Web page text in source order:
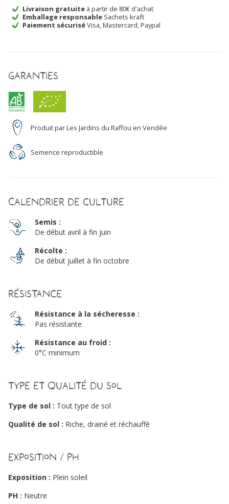
Livraison gratuite à partir de 80€ d'achat
Emballage responsable Sachets kraft
Paiement sécuriséVisa, Mastercard, Paypal
Garanties
Produit par Les Jardins du Raffou en Vendée
Semence reproductible
Calendrier de culture
Semis :
De début avril à fin juin
Récolte :
De début juillet à fin octobre
Résistance
Résistance à la sécheresse :
Pas résistante
Résistance au froid :
0°C minimum
Type et qualité du sol
Type de sol : Tout type de sol
Qualité de sol : Riche, drainé et réchauffé
Exposition / PH
Exposition : Plein soleil
PH : Neutre